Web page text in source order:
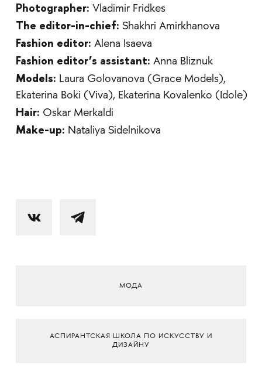
Photographer: Vladimir Fridkes
The editor-in-chief: Shakhri Amirkhanova
Fashion editor: Alena Isaeva
Fashion editor’s assistant: Anna Bliznuk
Models: Laura Golovanova (Grace Models),
Ekaterina Boki (Viva), Ekaterina Kovalenko (Idole)
Hair: Oskar Merkaldi
Make-up: Nataliya Sidelnikova
МОДА
АСПИРАНТСКАЯ ШКОЛА ПО ИСКУССТВУ И
ДИЗАЙНУ